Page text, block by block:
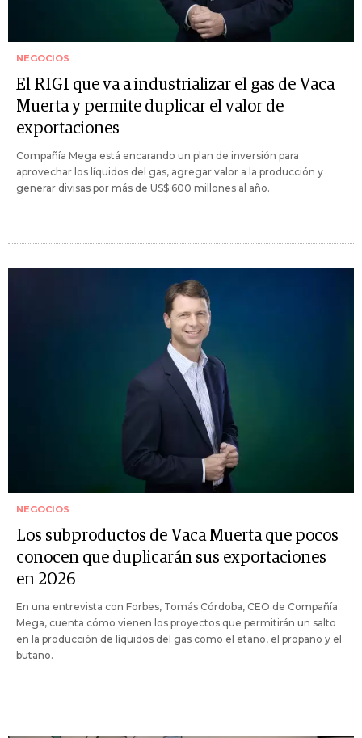
NEGOCIOS
El RIGI que va a industrializar el gas de Vaca
Muerta y permite duplicar el valor de
exportaciones
Compañía Mega está encarando un plan de inversión para
aprovechar los líquidos del gas, agregar valor a la producción y
generar divisas por más de US$ 600 millones al año.
NEGOCIOS
Los subproductos de Vaca Muerta que pocos
conocen que duplicarán sus exportaciones
en 2026
En una entrevista con Forbes, Tomás Córdoba, CEO de Compañía
Mega, cuenta cómo vienen los proyectos que permitirán un salto
en la producción de líquidos del gas como el etano, el propano y el
butano.